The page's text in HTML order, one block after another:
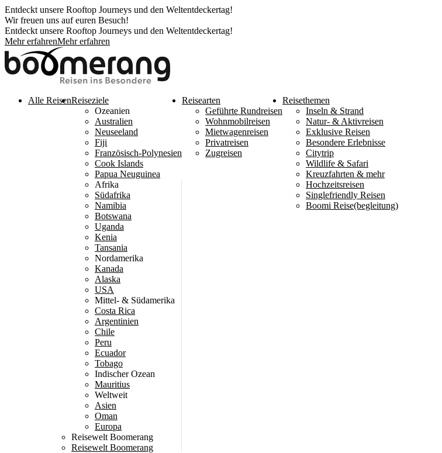
Entdeckt unsere Rooftop Journeys und den Weltentdeckertag!
Wir freuen uns auf euren Besuch!
Entdeckt unsere Rooftop Journeys und den Weltentdeckertag!
Mehr erfahrenMehr erfahren
Alle ReisenReiseziele
Ozeanien
Australien
Neuseeland
Fiji
Französisch-Polynesien
Cook Islands
Papua Neuguinea
Afrika
Südafrika
Namibia
Botswana
Uganda
Kenia
Tansania
Nordamerika
Kanada
Alaska
USA
Mittel- & Südamerika
Costa Rica
Argentinien
Chile
Peru
Ecuador
Tobago
Indischer Ozean
Mauritius
Weltweit
Asien
Oman
Europa
Reisewelt Boomerang
Reisewelt Boomerang
Reisearten
Geführte Rundreisen
Wohnmobilreisen
Mietwagenreisen
Privatreisen
Zugreisen
Reisethemen
Inseln & Strand
Natur- & Aktivreisen
Exklusive Reisen
Besondere Erlebnisse
Citytrip
Wildlife & Safari
Kreuzfahrten & mehr
Hochzeitsreisen
Singlefriendly Reisen
Boomi Reise(begleitung)